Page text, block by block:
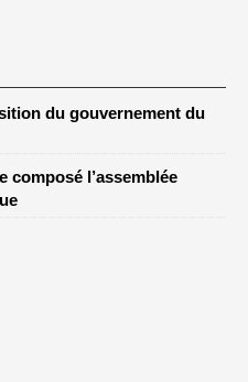
du gouvernement du
composé l’assemblée